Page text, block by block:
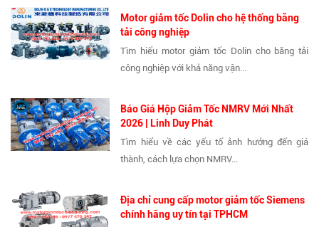
Motor giảm tốc Dolin cho hệ thống băng
tải công nghiệp
Tìm hiểu motor giảm tốc Dolin cho băng tải
công nghiệp với khả năng vận...
Báo Giá Hộp Giảm Tốc NMRV Mới Nhất
2026 | Linh Duy Phát
Tìm hiểu về các yếu tố ảnh hưởng đến giá
thành, cách lựa chọn NMRV...
Địa chỉ cung cấp motor giảm tốc Siemens
chính hãng uy tín tại TPHCM